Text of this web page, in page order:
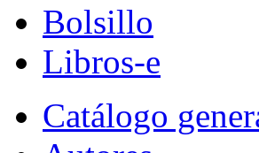
Bolsillo
Libros-e
Catálogo